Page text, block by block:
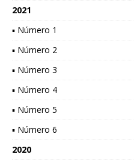
2021
▪ Número 1
▪ Número 2
▪ Número 3
▪ Número 4
▪ Número 5
▪ Número 6
2020